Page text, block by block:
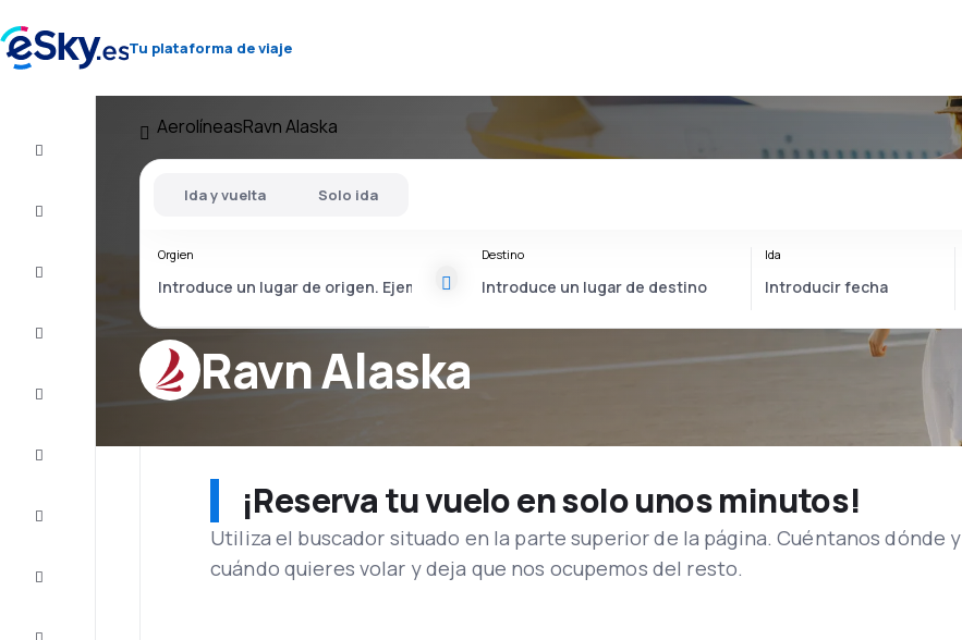
Tu plataforma de viaje
AerolíneasRavn Alaska
Ravn Alaska
Ida y vuelta Solo ida
Orgien Destino Ida
¡Reserva tu vuelo en solo unos minutos!
Utiliza el buscador situado en la parte superior de la página. Cuéntanos dónde y
cuándo quieres volar y deja que nos ocupemos del resto.